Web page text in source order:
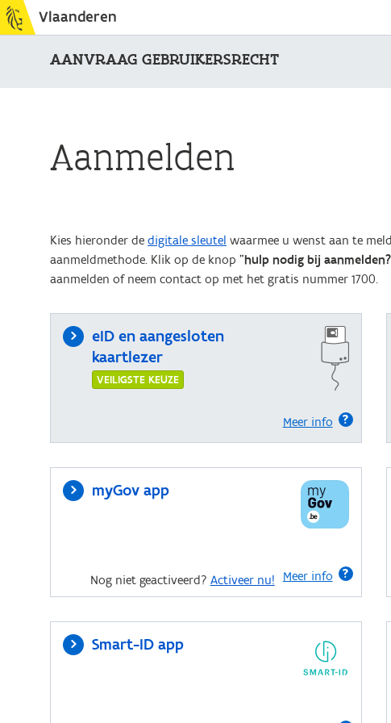
Vlaanderen
AANVRAAG GEBRUIKERSRECHT
Aanmelden
Kies hieronder de digitale sleutel waarmee u wenst aan te
aanmeldmethode. Klik op de knop "hulp nodig bij aanmelden?
aanmelden of neem contact op met het gratis nummer 1700.
eID en aangesloten
kaartlezer
VEILIGSTE KEUZE
Meer info
myGov app
Meer info
Nog niet geactiveerd? Activeer nu!
Smart-ID app